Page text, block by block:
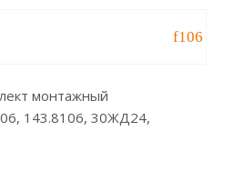
монтажный
143.8106, 30ЖД24,